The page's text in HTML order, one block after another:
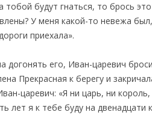
будут гнаться, то брось
У меня какой-то невежа
приехала».
догонять его, Иван-царевич
Прекрасная к берегу и
царевич: «Я ни царь, ни
я к тебе буду на двенадцати